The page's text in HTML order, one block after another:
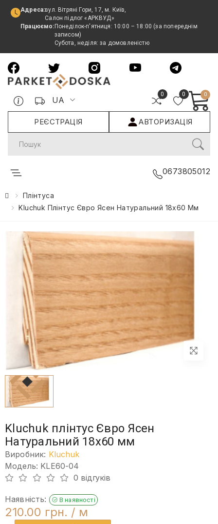
Адреса:вул. Вітряні Гори, 17, м. Київ,
Салон підлог «АРКВУД»
Працюємо: Понеділок-п'ятниця: 10:00 – 18:00 (за попереднім
записом)
Субота, неділя: за домовленістю
UA
0 0 0
РЕЄСТРАЦІЯ АВТОРИЗАЦІЯ
Search
0673805012
Плінтуса
Kluchuk Плінтус Євро Ясен Натуральний 18х60 Мм
Kluchuk плінтус Євро Ясен
Натуральний 18х60 мм
Виробник: Kluchuk
Модель: KLE60-04
0 відгуків
Наявність: В наявності
210.00 грн. / м